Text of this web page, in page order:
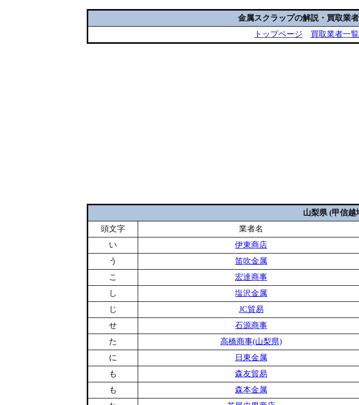
金属スクラップの解説・買取業
トップページ
買取業者一覧
山梨県 (甲信越
頭文字
業者名
い
伊東商店
う
笛吹金属
こ
宏達商事
し
塩沢金属
じ
JC貿易
せ
石源商事
た
高橋商事(山梨県)
に
日東金属
も
森友貿易
も
森本金属